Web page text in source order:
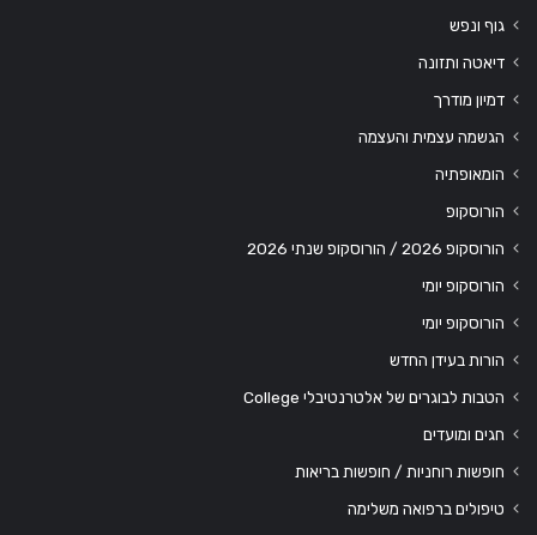
גוף ונפש
דיאטה ותזונה
דמיון מודרך
הגשמה עצמית והעצמה
הומאופתיה
הורוסקופ
הורוסקופ 2026 / הורוסקופ שנתי 2026
הורוסקופ יומי
הורוסקופ יומי
הורות בעידן החדש
הטבות לבוגרים של אלטרנטיבלי College
חגים ומועדים
חופשות רוחניות / חופשות בריאות
טיפולים ברפואה משלימה